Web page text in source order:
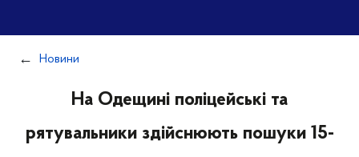
Новини
На Одещині поліцейські та
рятувальники здійснюють пошуки 15-